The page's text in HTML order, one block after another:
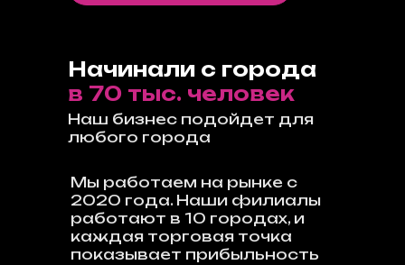
Начинали с города
Мы работаем на рынке с
2020 года. Наши филиалы
работают в 10 городах, и
каждая торговая точка
показывает прибыльность
в 70 тыс. человек
Наш бизнес подойдет для
любого города